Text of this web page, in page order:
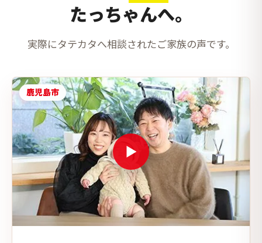
たっちゃんへ。
実際にタテカタへ相談されたご家族の声です。
鹿児島市